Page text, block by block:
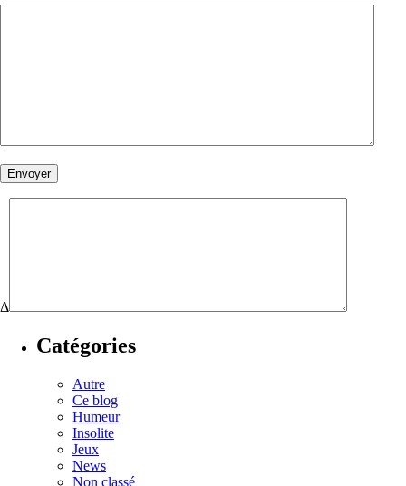
Δ
Catégories
Autre
Ce blog
Humeur
Insolite
Jeux
News
Non classé